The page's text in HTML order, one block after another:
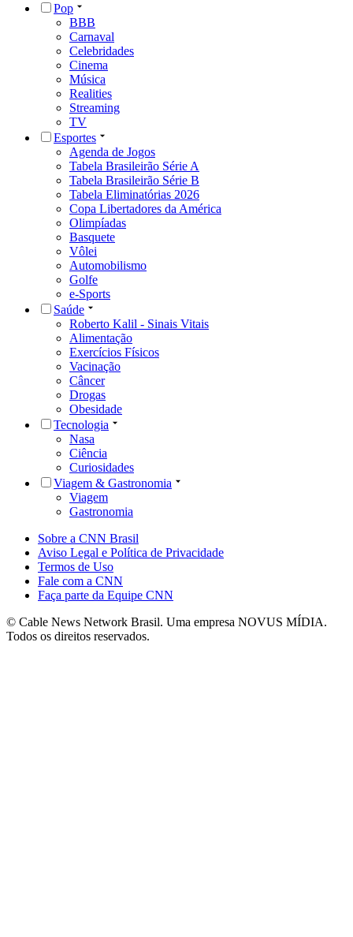
Pop
BBB
Carnaval
Celebridades
Cinema
Música
Realities
Streaming
TV
Esportes
Agenda de Jogos
Tabela Brasileirão Série A
Tabela Brasileirão Série B
Tabela Eliminatórias 2026
Copa Libertadores da América
Olimpíadas
Basquete
Vôlei
Automobilismo
Golfe
e-Sports
Saúde
Roberto Kalil - Sinais Vitais
Alimentação
Exercícios Físicos
Vacinação
Câncer
Drogas
Obesidade
Tecnologia
Nasa
Ciência
Curiosidades
Viagem & Gastronomia
Viagem
Gastronomia
Sobre a CNN Brasil
Aviso Legal e Política de Privacidade
Termos de Uso
Fale com a CNN
Faça parte da Equipe CNN
© Cable News Network Brasil. Uma empresa NOVUS MÍDIA.
Todos os direitos reservados.